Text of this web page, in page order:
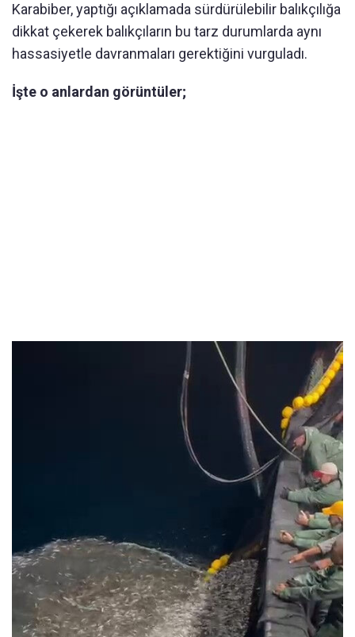
Karabiber, yaptığı açıklamada sürdürülebilir balıkçılığa
dikkat çekerek balıkçıların bu tarz durumlarda aynı
hassasiyetle davranmaları gerektiğini vurguladı.
İşte o anlardan görüntüler;